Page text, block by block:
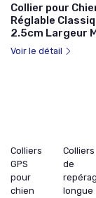
Collier pour
Réglable
2.5cm Largeur
Voir le détail
Colliers
GPS
pour
chien
Colliers
de
longue